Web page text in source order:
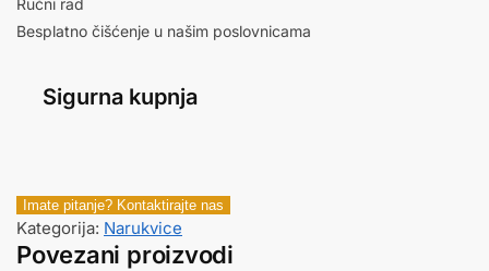
Besplatno čišćenje u našim poslovnicama
Sigurna kupnja
Imate pitanje? Kontaktirajte nas
Kategorija: Narukvice
Povezani proizvodi